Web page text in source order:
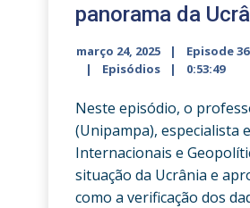
panorama da
março 24, 2025 Episode
Episódios
0:53:49
Neste episódio, o
(Unipampa), especialista
Internacionais e
situação da Ucrânia e
como a verificação dos